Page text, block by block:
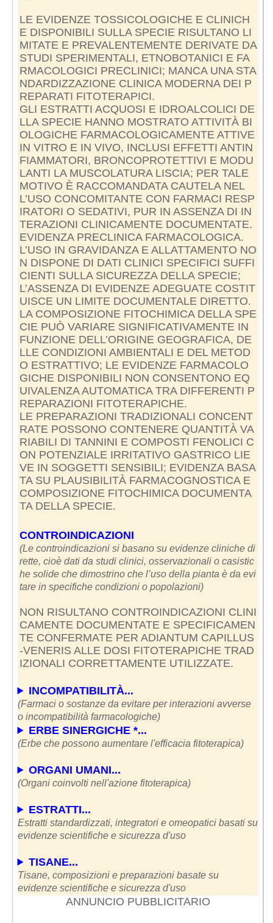
LE EVIDENZE TOSSICOLOGICHE E CLINICH
E DISPONIBILI SULLA SPECIE RISULTANO LI
MITATE E PREVALENTEMENTE DERIVATE DA
STUDI SPERIMENTALI, ETNOBOTANICI E FA
RMACOLOGICI PRECLINICI; MANCA UNA STA
NDARDIZZAZIONE CLINICA MODERNA DEI P
REPARATI FITOTERAPICI.
GLI ESTRATTI ACQUOSI E IDROALCOLICI DE
LLA SPECIE HANNO MOSTRATO ATTIVITÀ BI
OLOGICHE FARMACOLOGICAMENTE ATTIVE
IN VITRO E IN VIVO, INCLUSI EFFETTI ANTIN
FIAMMATORI, BRONCOPROTETTIVI E MODU
LANTI LA MUSCOLATURA LISCIA; PER TALE
MOTIVO È RACCOMANDATA CAUTELA NEL
L’USO CONCOMITANTE CON FARMACI RESP
IRATORI O SEDATIVI, PUR IN ASSENZA DI IN
TERAZIONI CLINICAMENTE DOCUMENTATE.
EVIDENZA PRECLINICA FARMACOLOGICA.
L’USO IN GRAVIDANZA E ALLATTAMENTO NO
N DISPONE DI DATI CLINICI SPECIFICI SUFFI
CIENTI SULLA SICUREZZA DELLA SPECIE;
L’ASSENZA DI EVIDENZE ADEGUATE COSTIT
UISCE UN LIMITE DOCUMENTALE DIRETTO.
LA COMPOSIZIONE FITOCHIMICA DELLA SPE
CIE PUÒ VARIARE SIGNIFICATIVAMENTE IN
FUNZIONE DELL’ORIGINE GEOGRAFICA, DE
LLE CONDIZIONI AMBIENTALI E DEL METOD
O ESTRATTIVO; LE EVIDENZE FARMACOLO
GICHE DISPONIBILI NON CONSENTONO EQ
UIVALENZA AUTOMATICA TRA DIFFERENTI P
REPARAZIONI FITOTERAPICHE.
LE PREPARAZIONI TRADIZIONALI CONCENT
RATE POSSONO CONTENERE QUANTITÀ VA
RIABILI DI TANNINI E COMPOSTI FENOLICI C
ON POTENZIALE IRRITATIVO GASTRICO LIE
VE IN SOGGETTI SENSIBILI; EVIDENZA BASA
TA SU PLAUSIBILITÀ FARMACOGNOSTICA E
COMPOSIZIONE FITOCHIMICA DOCUMENTA
TA DELLA SPECIE.
CONTROINDICAZIONI
(Le controindicazioni si basano su evidenze cliniche di
rette, cioè dati da studi clinici, osservazionali o casistic
he solide che dimostrino che l’uso della pianta è da evi
tare in specifiche condizioni o popolazioni)
NON RISULTANO CONTROINDICAZIONI CLINI
CAMENTE DOCUMENTATE E SPECIFICAMEN
TE CONFERMATE PER ADIANTUM CAPILLUS
-VENERIS ALLE DOSI FITOTERAPICHE TRAD
IZIONALI CORRETTAMENTE UTILIZZATE.
INCOMPATIBILITÀ...
(Farmaci o sostanze da evitare per interazioni avverse
o incompatibilità farmacologiche)
ERBE SINERGICHE *...
(Erbe che possono aumentare l'efficacia fitoterapica)
ORGANI UMANI...
(Organi coinvolti nell'azione fitoterapica)
ESTRATTI...
Estratti standardizzati, integratori e omeopatici basati su
evidenze scientifiche e sicurezza d'uso
TISANE...
Tisane, composizioni e preparazioni basate su
evidenze scientifiche e sicurezza d'uso
ANNUNCIO PUBBLICITARIO